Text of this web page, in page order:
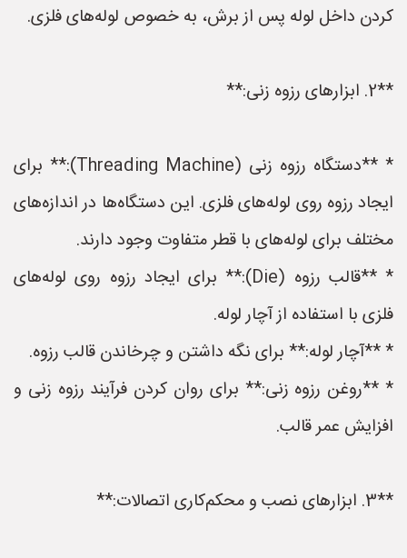
کردن داخل لوله پس از برش، به خصوص لوله‌های فلزی.
**2. ابزارهای رزوه زنی:**
* **دستگاه رزوه زنی (Threading Machine):** برای
ایجاد رزوه روی لوله‌های فلزی. این دستگاه‌ها در اندازه‌های
مختلف برای لوله‌های با قطر متفاوت وجود دارند.
* **قالب رزوه (Die):** برای ایجاد رزوه روی لوله‌های
فلزی با استفاده از آچار لوله.
* **آچار لوله:** برای نگه داشتن و چرخاندن قالب رزوه.
* **روغن رزوه زنی:** برای روان کردن فرآیند رزوه زنی و
افزایش عمر قالب.
**3. ابزارهای نصب و محکم‌کاری اتصالات:**